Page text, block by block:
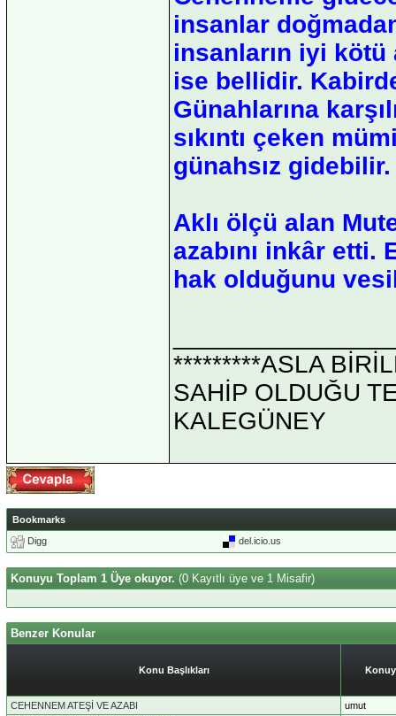
insanlar
insanların iyi
ise bellidir.
Günahlarına
sıkıntı çeken
günahsız gidebilir.
Aklı ölçü alan
azabını inkâr etti.
hak olduğunu
*********ASLA
SAHİP OLDUĞU
KALEGÜNEY
Bookmarks
Digg
del.icio.us
Konuyu Toplam 1 Üye okuyor. (0 Kayıtlı üye ve 1 Misafir)
Benzer Konular
Konu Başlıkları
CEHENNEM ATEŞİ VE AZABI
umut